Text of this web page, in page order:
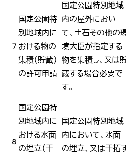
7
国定公園特
別地域内に
おける物の
集積（貯蔵）
の許可申請
国定公園特別地域
内の屋外におい
て、土石その他の
境大臣が指定する
物を集積し、又は
蔵する場合必要で
す。
8
国定公園特
別地域内に
おける水面
の埋立（干
国定公園特別地域
内において、水面
の埋立、又は干拓